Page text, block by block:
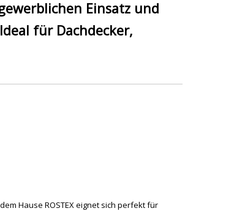
Einsatz und
für Dachdecker,
Hause ROSTEX eignet sich perfekt für